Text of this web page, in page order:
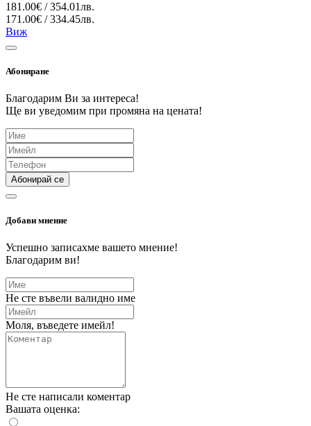
181.00€ / 354.01лв.
171.00€ / 334.45лв.
Виж
Абониране
Благодарим Ви за интереса!
Ще ви уведомим при промяна на цената!
Абонирай се
Добави мнение
Успешно записахме вашето мнение!
Благодарим ви!
Не сте въвели валидно име
Моля, въведете имейл!
Не сте написали коментар
Вашата оценка: